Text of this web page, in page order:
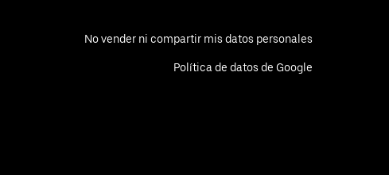
No vender ni compartir mis datos personales
Política de datos de Google